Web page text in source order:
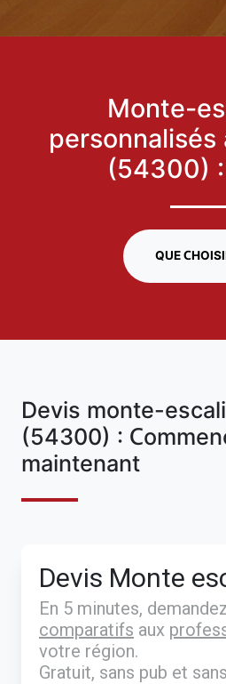
Monte-
personnalisés
(54300) :
QUE
Devis monte-
(54300) :
maintenant
Devis Monte
En 5 minutes,
comparatifs aux
votre région.
Gratuit, sans pub et